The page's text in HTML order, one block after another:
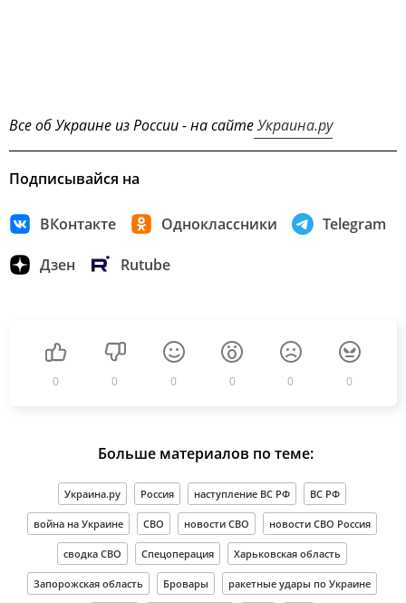
Все об Украине из России - на сайтеУкраина.ру
Подписывайся на
ВКонтакте Одноклассники Telegram
Дзен Rutube
0 0 0 0 0 0
Больше материалов по теме:
Украина.ру Россия наступление ВС РФ ВС РФ
война на Украине СВО новости СВО новости СВО Россия
сводка СВО Спецоперация Харьковская область
Запорожская область Бровары ракетные удары по Украине